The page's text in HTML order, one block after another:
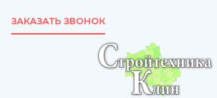
ЗАКАЗАТЬ ЗВОНОК